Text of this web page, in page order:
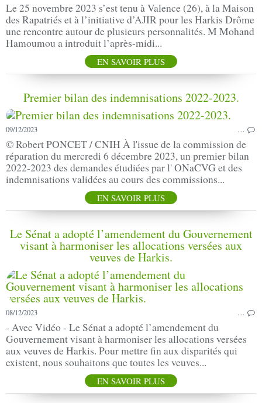
Le 25 novembre 2023 s’est tenu à Valence (26), à la Maison
des Rapatriés et à l’initiative d’AJIR pour les Harkis Drôme
une rencontre autour de plusieurs personnalités. M Mohand
Hamoumou a introduit l’après-midi...
EN SAVOIR PLUS
Premier bilan des indemnisations 2022-2023.
09/12/2023 …
© Robert PONCET / CNIH À l'issue de la commission de
réparation du mercredi 6 décembre 2023, un premier bilan
2022-2023 des demandes étudiées par l' ONaCVG et des
indemnisations validées au cours des commissions...
EN SAVOIR PLUS
Le Sénat a adopté l’amendement du Gouvernement
visant à harmoniser les allocations versées aux
veuves de Harkis.
08/12/2023 …
- Avec Vidéo - Le Sénat a adopté l’amendement du
Gouvernement visant à harmoniser les allocations versées
aux veuves de Harkis. Pour mettre fin aux disparités qui
existent, nous souhaitons que toutes les veuves...
EN SAVOIR PLUS